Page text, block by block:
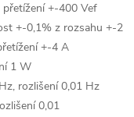
přetížení +-400 Vef
+-0,1% z rozsahu +-2
+-4 A
1 W
rozlišení 0,01 Hz
0,01